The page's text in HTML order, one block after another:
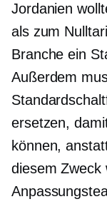
Jordanien
als zum
Branche ein
Außerdem
ersetzen,
können,
diesem Zweck